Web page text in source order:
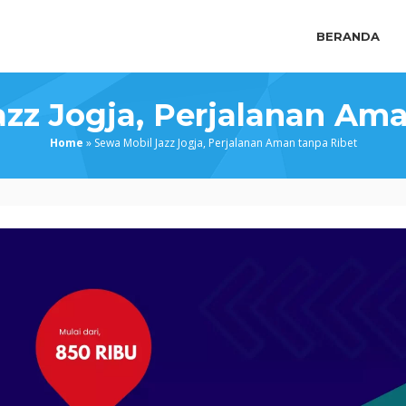
BERANDA
Jogja, Perjalanan
Home » Sewa Mobil Jazz Jogja, Perjalanan Aman tanpa Ribet